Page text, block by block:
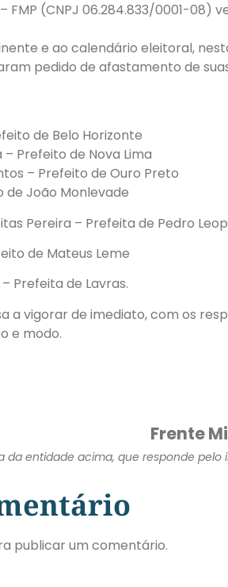
FMP (CNPJ 06.284.833/0001-08)
e ao calendário eleitoral,
pedido de afastamento de
de Belo Horizonte
Prefeito de Nova Lima
– Prefeito de Ouro Preto
de João Monlevade
Pereira – Prefeita de Pedro
de Mateus Leme
Prefeita de Lavras.
a vigorar de imediato, com os
e modo.
Frente
da entidade acima, que responde pelo
publicar um comentário.